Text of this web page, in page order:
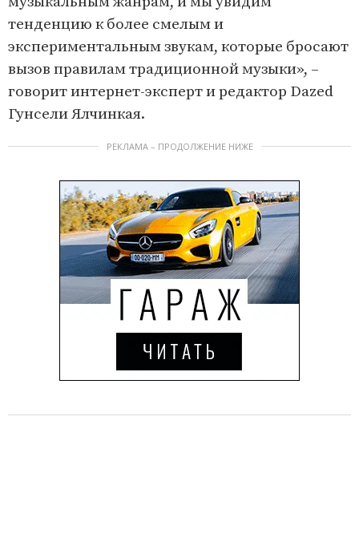
тенденцию к более смелым и
экспериментальным звукам, которые бросают
вызов правилам традиционной музыки», –
говорит интернет-эксперт и редактор Dazed
Гунсели Ялчинкая.
РЕКЛАМА – ПРОДОЛЖЕНИЕ НИЖЕ